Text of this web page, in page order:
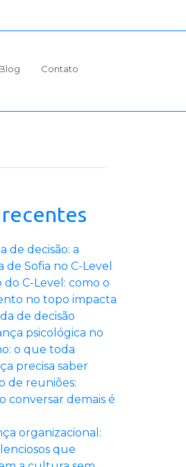
Blog Contato
recentes
de decisão: a
de Sofia no C-Level
do C-Level: como o
no topo impacta
de decisão
psicológica no
o que toda
precisa saber
de reuniões:
conversar demais é
organizacional:
que